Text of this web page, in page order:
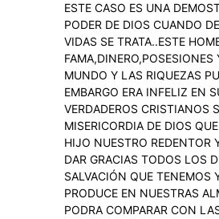
ESTE CASO ES UNA
PODER DE DIOS CUANDO
VIDAS SE TRATA..ESTE
FAMA,DINERO,POSESIONES
MUNDO Y LAS RIQUEZAS
EMBARGO ERA INFELIZ EN
VERDADEROS CRISTIANOS
MISERICORDIA DE DIOS
HIJO NUESTRO REDENTOR
DAR GRACIAS TODOS LOS
SALVACIÓN QUE TENEMOS
PRODUCE EN NUESTRAS
PODRA COMPARAR CON